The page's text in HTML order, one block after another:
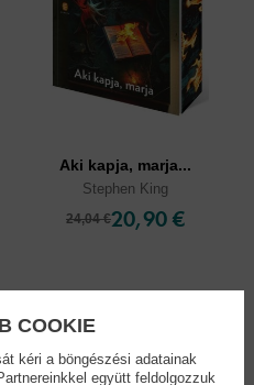
Aki kapja, marja...
Stephen King
24,04 €20,90 €
COOKIE
kéri a böngészési adatainak
együtt feldolgozzuk